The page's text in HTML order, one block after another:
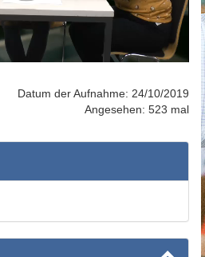
Datum der Aufnahme: 24/10/2019
Angesehen: 523 mal